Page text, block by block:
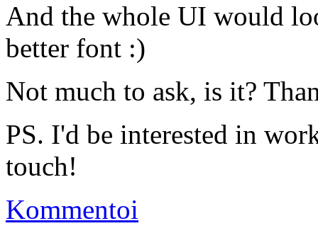
And the whole UI would
better font :)
Not much to ask, is it?
PS. I'd be interested in
touch!
Kommentoi